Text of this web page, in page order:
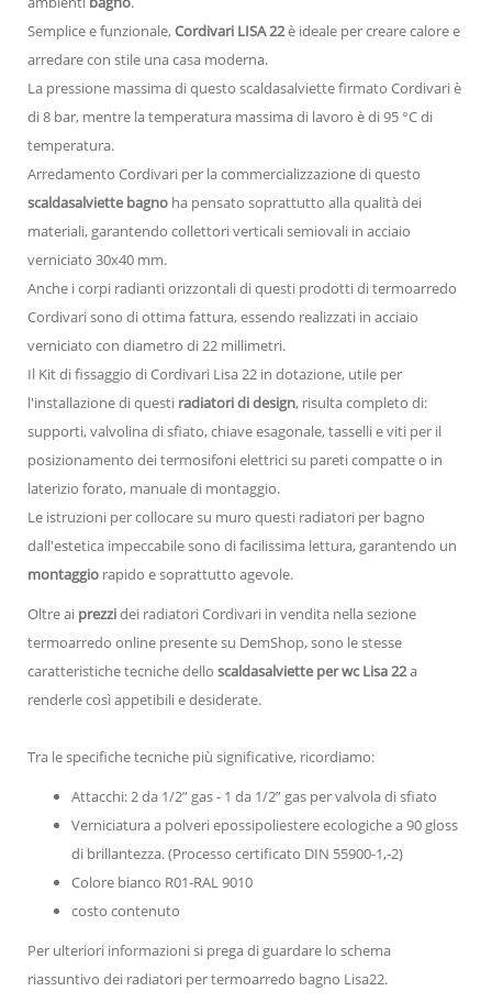
Semplice e funzionale,Cordivari LISA 22è ideale per creare calore e
arredare con stile una casa moderna.
La pressione massima di questo scaldasalviette firmato Cordivari è
di 8 bar, mentre la temperatura massima di lavoro è di 95 °C di
temperatura.
Arredamento Cordivari per la commercializzazione di questo
scaldasalviette bagno ha pensato soprattutto alla qualità dei
materiali, garantendo collettori verticali semiovali in acciaio
verniciato 30x40 mm.
Anche i corpi radianti orizzontali di questi prodotti di termoarredo
Cordivari sono di ottima fattura, essendo realizzati in acciaio
verniciato con diametro di 22 millimetri.
Il Kit di fissaggio di Cordivari Lisa 22 in dotazione, utile per
l'installazione di questi radiatori di design, risulta completo di:
supporti, valvolina di sfiato, chiave esagonale, tasselli e viti per il
posizionamento dei termosifoni elettrici su pareti compatte o in
laterizio forato, manuale di montaggio.
Le istruzioni per collocare su muro questi radiatori per bagno
dall'estetica impeccabile sono di facilissima lettura, garantendo un
montaggio rapido e soprattutto agevole.
Oltre ai prezzidei radiatori Cordivari in vendita nella sezione
termoarredo online presente su DemShop, sono le stesse
caratteristiche tecniche dello scaldasalviette per wc Lisa 22a
renderle così appetibili e desiderate.
Tra le specifiche tecniche più significative, ricordiamo:
Attacchi: 2 da 1/2” gas - 1 da 1/2” gas per valvola di sfiato
Verniciatura a polveri epossipoliestere ecologiche a 90 gloss
di brillantezza. (Processo certificato DIN 55900-1,-2)
Colore bianco R01-RAL 9010
costo contenuto
Per ulteriori informazioni si prega di guardare lo schema
riassuntivo dei radiatori per termoarredo bagno Lisa22.